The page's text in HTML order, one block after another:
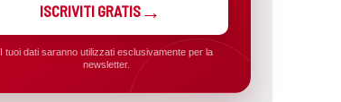
ISCRIVITI GRATIS
I tuoi dati saranno utilizzati esclusivamente per la
newsletter.